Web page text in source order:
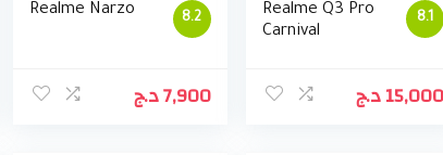
8.2
Realme Narzo
7,900د.ج
8.1
Realme Q3 Pro
Carnival
15,000د.ج